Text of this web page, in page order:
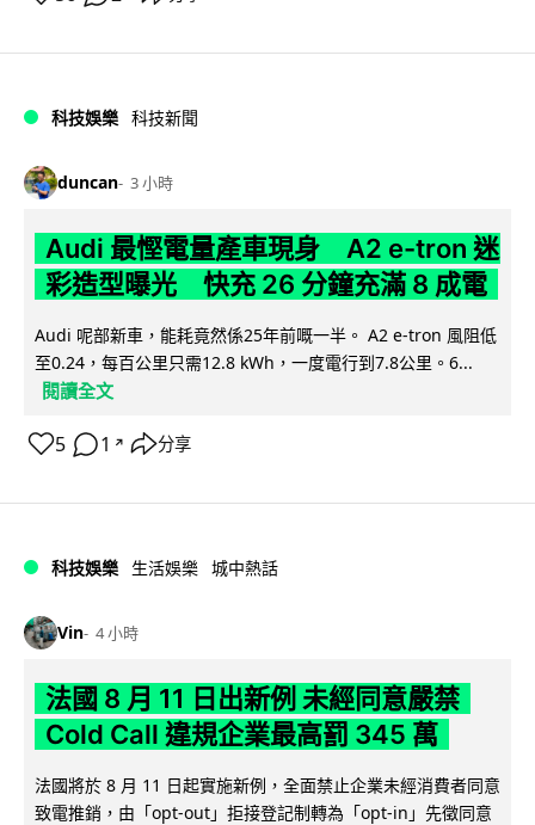
科技娛樂 科技新聞
duncan 3 小時
Audi 最慳電量產車現身 A2 e-tron 迷
彩造型曝光 快充 26 分鐘充滿 8 成電
Audi 呢部新車，能耗竟然係25年前嘅一半。 A2 e-tron 風阻低
至0.24，每百公里只需12.8 kWh，一度電行到7.8公里。6...
閱讀全文
5 1 ↗ 分享
科技娛樂 生活娛樂 城中熱話
Vin 4 小時
法國 8 月 11 日出新例 未經同意嚴禁
Cold Call 違規企業最高罰 345 萬
法國將於 8 月 11 日起實施新例，全面禁止企業未經消費者同意
致電推銷，由「opt-out」拒接登記制轉為「opt-in」先徵同意